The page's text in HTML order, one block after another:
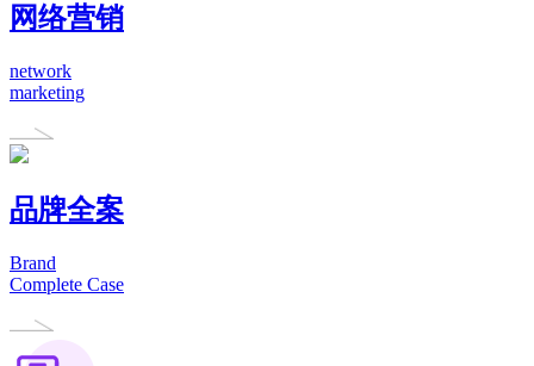
网络营销
network
marketing
品牌全案
Brand
Complete Case